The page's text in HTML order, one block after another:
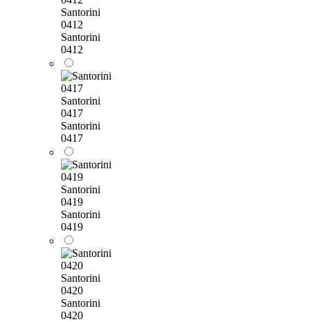
Santorini
0412
Santorini
0412
Santorini
0417
Santorini
0417
Santorini
0419
Santorini
0419
Santorini
0420
Santorini
0420